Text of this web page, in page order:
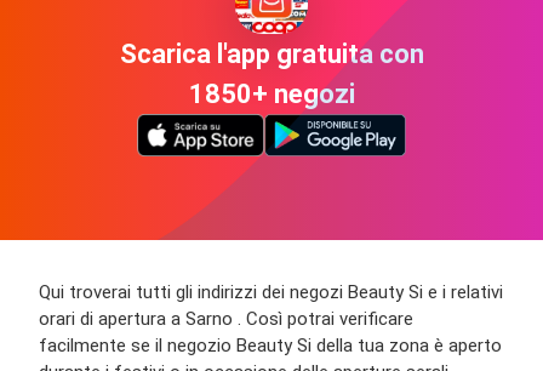
Scarica l'app gratuita con
1850+ negozi
Qui troverai tutti gli indirizzi dei negozi Beauty Si e i relativi
orari di apertura a Sarno . Così potrai verificare
facilmente se il negozio Beauty Si della tua zona è aperto